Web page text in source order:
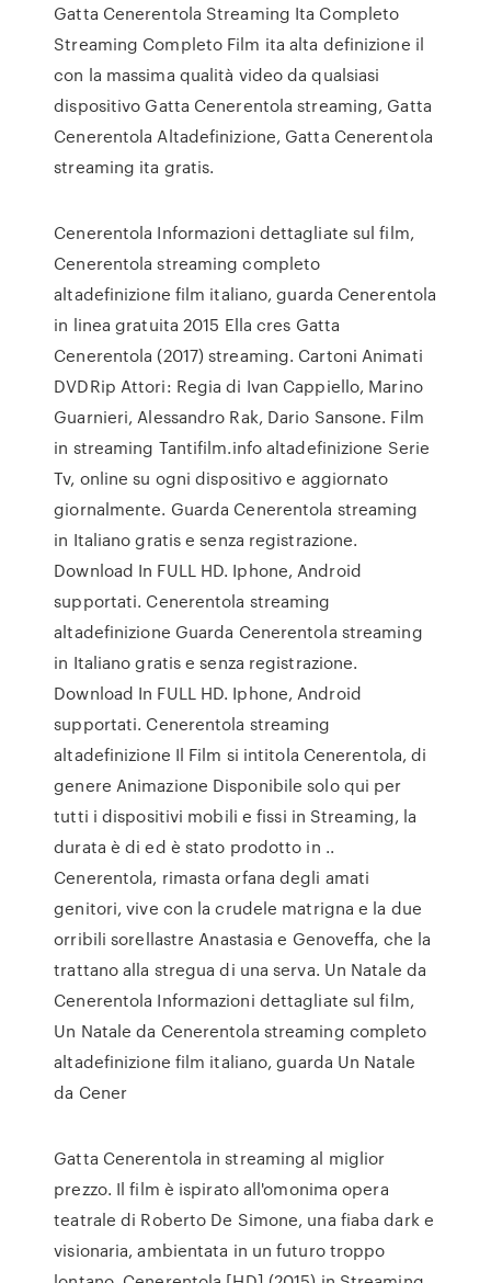
Gatta Cenerentola Streaming Ita Completo
Streaming Completo Film ita alta definizione il
con la massima qualità video da qualsiasi
dispositivo Gatta Cenerentola streaming, Gatta
Cenerentola Altadefinizione, Gatta Cenerentola
streaming ita gratis.
Cenerentola Informazioni dettagliate sul film,
Cenerentola streaming completo
altadefinizione film italiano, guarda Cenerentola
in linea gratuita 2015 Ella cres Gatta
Cenerentola (2017) streaming. Cartoni Animati
DVDRip Attori: Regia di Ivan Cappiello, Marino
Guarnieri, Alessandro Rak, Dario Sansone. Film
in streaming Tantifilm.info altadefinizione Serie
Tv, online su ogni dispositivo e aggiornato
giornalmente. Guarda Cenerentola streaming
in Italiano gratis e senza registrazione.
Download In FULL HD. Iphone, Android
supportati. Cenerentola streaming
altadefinizione Guarda Cenerentola streaming
in Italiano gratis e senza registrazione.
Download In FULL HD. Iphone, Android
supportati. Cenerentola streaming
altadefinizione Il Film si intitola Cenerentola, di
genere Animazione Disponibile solo qui per
tutti i dispositivi mobili e fissi in Streaming, la
durata è di ed è stato prodotto in ..
Cenerentola, rimasta orfana degli amati
genitori, vive con la crudele matrigna e la due
orribili sorellastre Anastasia e Genoveffa, che la
trattano alla stregua di una serva. Un Natale da
Cenerentola Informazioni dettagliate sul film,
Un Natale da Cenerentola streaming completo
altadefinizione film italiano, guarda Un Natale
da Cener
Gatta Cenerentola in streaming al miglior
prezzo. Il film è ispirato all'omonima opera
teatrale di Roberto De Simone, una fiaba dark e
visionaria, ambientata in un futuro troppo